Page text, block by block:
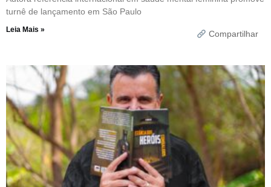
turnê de lançamento em São Paulo
Leia Mais » Compartilhar